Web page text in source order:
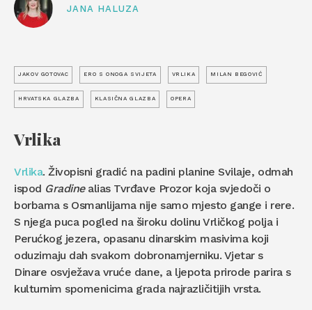
JANA HALUZA
JAKOV GOTOVAC ERO S ONOGA SVIJETA VRLIKA MILAN BEGOVIĆ
HRVATSKA GLAZBA KLASIČNA GLAZBA OPERA
Vrlika
Vrlika. Živopisni gradić na padini planine Svilaje, odmah
ispod Gradinealias Tvrđave Prozor koja svjedoči o
borbama s Osmanlijama nije samo mjesto gange i rere.
S njega puca pogled na široku dolinu Vrličkog polja i
Perućkog jezera, opasanu dinarskim masivima koji
oduzimaju dah svakom dobronamjerniku. Vjetar s
Dinare osvježava vruće dane, a ljepota prirode parira s
kulturnim spomenicima grada najrazličitijih vrsta.